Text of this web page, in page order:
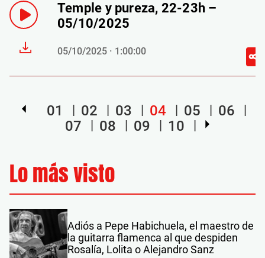
Temple y pureza, 22-23h –
05/10/2025
05/10/2025 · 1:00:00
01 02 03 04 05
06
07
08 09 10
Lo más visto
Adiós a Pepe Habichuela, el maestro de
la guitarra flamenca al que despiden
Rosalía, Lolita o Alejandro Sanz